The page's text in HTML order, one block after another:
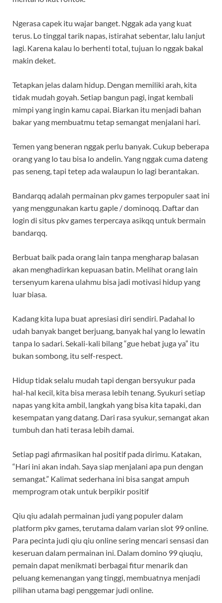
Ngerasa capek itu wajar banget. Nggak ada yang kuat
terus. Lo tinggal tarik napas, istirahat sebentar, lalu lanjut
lagi. Karena kalau lo berhenti total, tujuan lo nggak bakal
makin deket.
Tetapkan jelas dalam hidup. Dengan memiliki arah, kita
tidak mudah goyah. Setiap bangun pagi, ingat kembali
mimpi yang ingin kamu capai. Biarkan itu menjadi bahan
bakar yang membuatmu tetap semangat menjalani hari.
Temen yang beneran nggak perlu banyak. Cukup beberapa
orang yang lo tau bisa lo andelin. Yang nggak cuma dateng
pas seneng, tapi tetep ada walaupun lo lagi berantakan.
Bandarqq adalah permainan pkv games terpopuler saat ini
yang menggunakan kartu gaple / dominoqq. Daftar dan
login di situs pkv games terpercaya asikqq untuk bermain
bandarqq.
Berbuat baik pada orang lain tanpa mengharap balasan
akan menghadirkan kepuasan batin. Melihat orang lain
tersenyum karena ulahmu bisa jadi motivasi hidup yang
luar biasa.
Kadang kita lupa buat apresiasi diri sendiri. Padahal lo
udah banyak banget berjuang, banyak hal yang lo lewatin
tanpa lo sadari. Sekali-kali bilang “gue hebat juga ya” itu
bukan sombong, itu self-respect.
Hidup tidak selalu mudah tapi dengan bersyukur pada
hal-hal kecil, kita bisa merasa lebih tenang. Syukuri setiap
napas yang kita ambil, langkah yang bisa kita tapaki, dan
kesempatan yang datang. Dari rasa syukur, semangat akan
tumbuh dan hati terasa lebih damai.
Setiap pagi afirmasikan hal positif pada dirimu. Katakan,
“Hari ini akan indah. Saya siap menjalani apa pun dengan
semangat.” Kalimat sederhana ini bisa sangat ampuh
memprogram otak untuk berpikir positif
Qiu qiu adalah permainan judi yang populer dalam
platform pkv games, terutama dalam varian slot 99 online.
Para pecinta judi qiu qiu online sering mencari sensasi dan
keseruan dalam permainan ini. Dalam domino 99 qiuqiu,
pemain dapat menikmati berbagai fitur menarik dan
peluang kemenangan yang tinggi, membuatnya menjadi
pilihan utama bagi penggemar judi online.